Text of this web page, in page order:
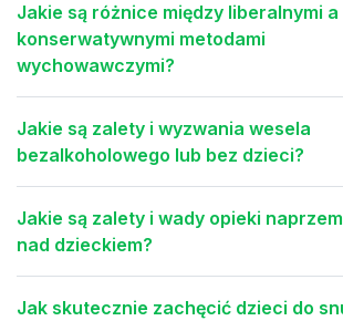
Jakie są różnice między liberalnymi a
konserwatywnymi metodami
wychowawczymi?
Jakie są zalety i wyzwania wesela
bezalkoholowego lub bez dzieci?
Jakie są zalety i wady opieki
nad dzieckiem?
Jak skutecznie zachęcić dzieci do